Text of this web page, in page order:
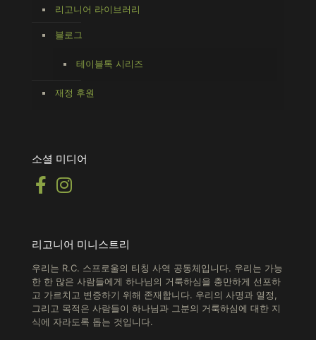
리고니어 라이브러리
블로그
테이블톡 시리즈
재정 후원
소셜 미디어
리고니어 미니스트리
우리는 R.C. 스프로울의 티칭 사역 공동체입니다. 우리는 가능
한 한 많은 사람들에게 하나님의 거룩하심을 충만하게 선포하
고 가르치고 변증하기 위해 존재합니다. 우리의 사명과 열정,
그리고 목적은 사람들이 하나님과 그분의 거룩하심에 대한 지
식에 자라도록 돕는 것입니다.